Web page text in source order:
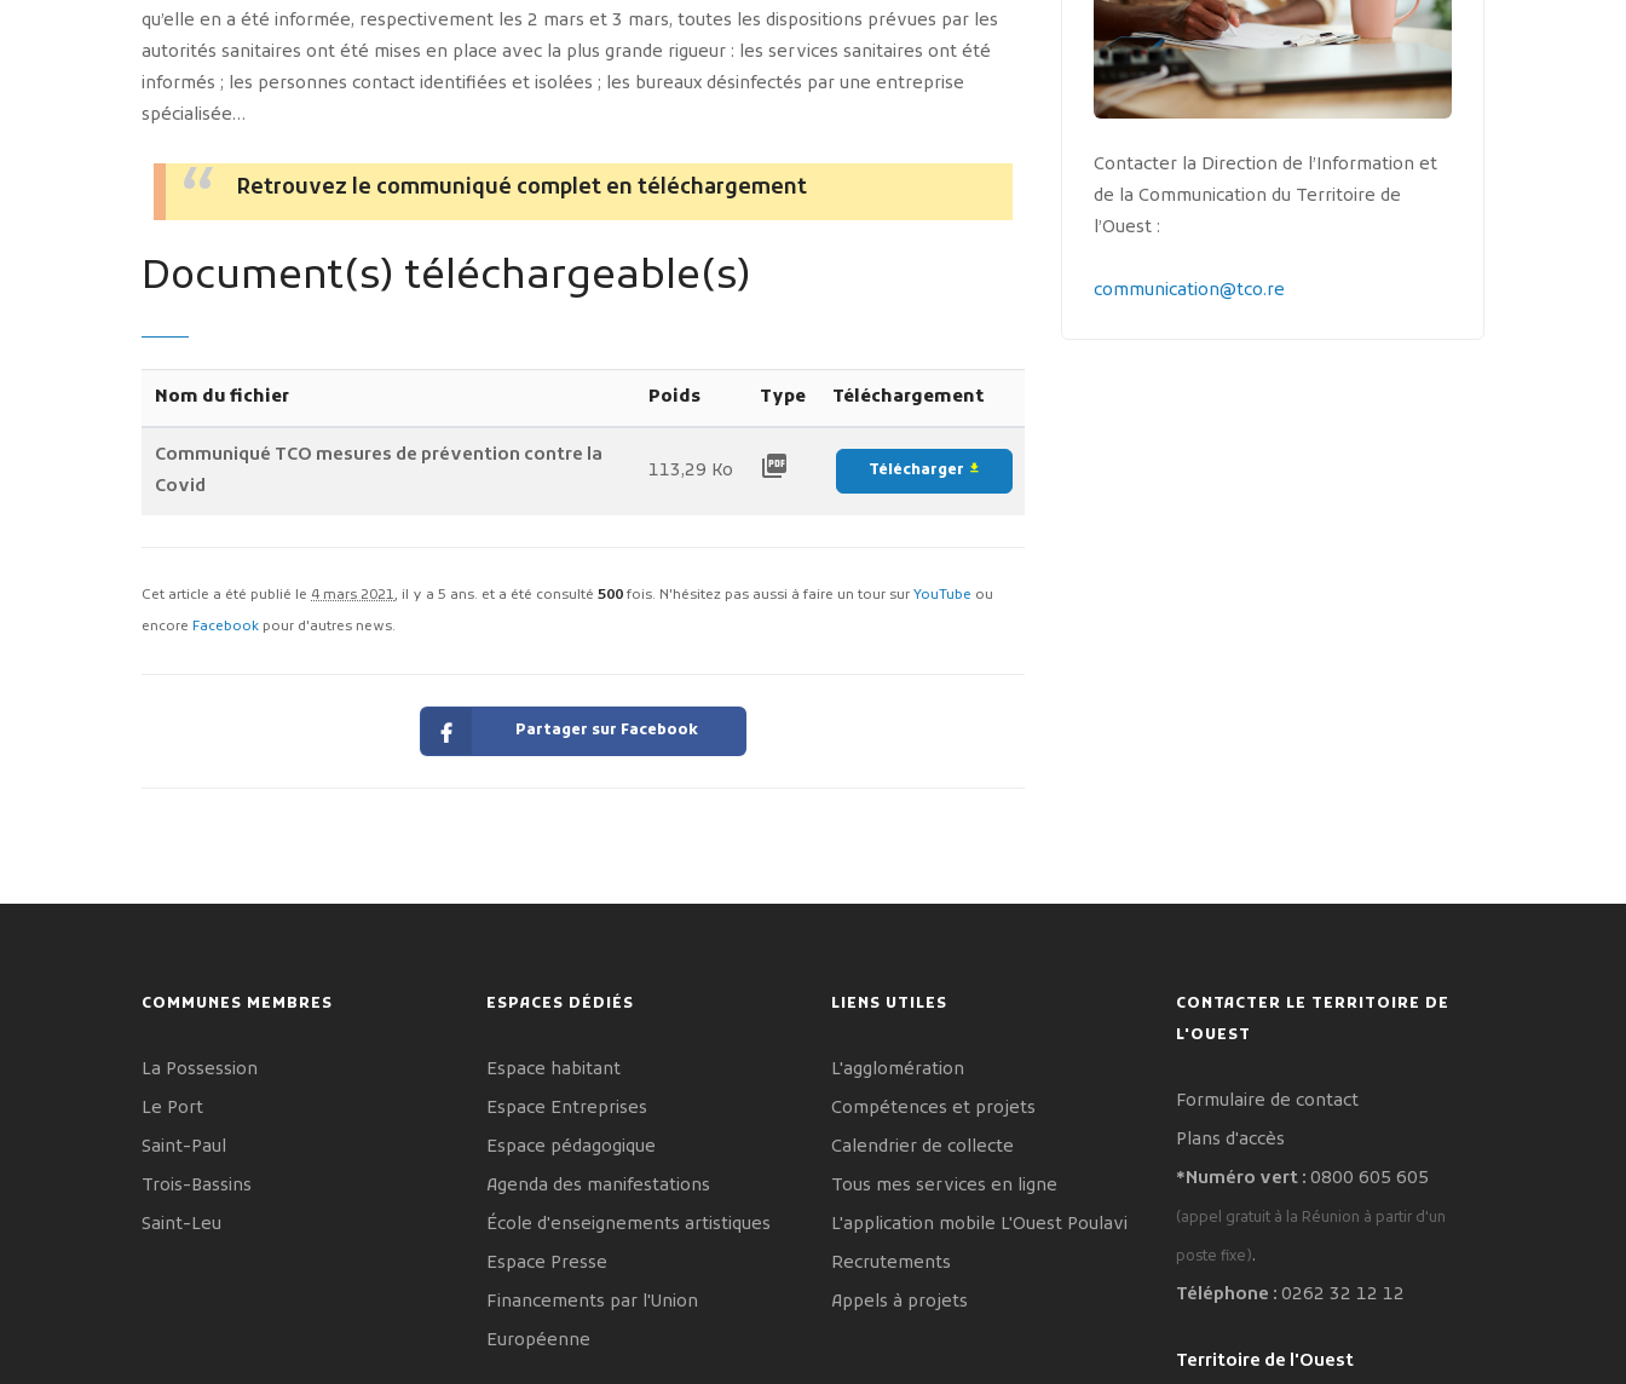
Publicité des actes
Marchés publics
Projets financés par l'Europe
qu’elle en a été informée, respectivement les 2 mars et 3 mars, toutes les dispositions prévues par les
autorités sanitaires ont été mises en place avec la plus grande rigueur : les services sanitaires ont été
informés ; les personnes contact identifiées et isolées ; les bureaux désinfectés par une entreprise
spécialisée…
Retrouvez le communiqué complet en téléchargement
Document(s) téléchargeable(s)
Nom du fichier Poids Type Téléchargement
Communiqué TCO mesures de prévention contre la
Covid
113,29 Ko picture_as_pdf Télécharger file_download
Cet article a été publié le 4 mars 2021, il y a 5 ans. et a été consulté 500 fois. N'hésitez pas aussi à faire un tour sur YouTube ou
encore Facebook pour d'autres news.
Partager sur Facebook
Contacter la Direction de l’Information et
de la Communication du Territoire de
l’Ouest :
communication@tco.re
COMMUNES MEMBRES
La Possession
Le Port
Saint-Paul
Trois-Bassins
Saint-Leu
ESPACES DÉDIÉS
Espace habitant
Espace Entreprises
Espace pédagogique
Agenda des manifestations
École d'enseignements artistiques
Espace Presse
Financements par l'Union
Européenne
LIENS UTILES
L'agglomération
Compétences et projets
Calendrier de collecte
Tous mes services en ligne
L'application mobile L'Ouest Poulavi
Recrutements
Appels à projets
CONTACTER LE TERRITOIRE DE
L'OUEST
Formulaire de contact
Plans d'accès
*Numéro vert : 0800 605 605
(appel gratuit à la Réunion à partir d'un
poste fixe).
Téléphone : 0262 32 12 12
Territoire de l'Ouest